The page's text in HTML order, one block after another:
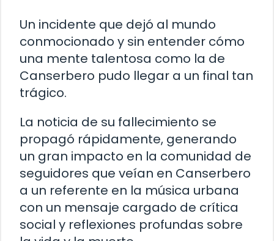
Un incidente que dejó al mundo
conmocionado y sin entender cómo
una mente talentosa como la de
Canserbero pudo llegar a un final tan
trágico.
La noticia de su fallecimiento se
propagó rápidamente, generando
un gran impacto en la comunidad de
seguidores que veían en Canserbero
a un referente en la música urbana
con un mensaje cargado de crítica
social y reflexiones profundas sobre